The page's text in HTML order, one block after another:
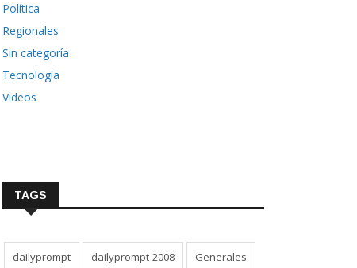
Política
Regionales
Sin categoría
Tecnología
Videos
TAGS
dailyprompt dailyprompt-2008 Generales